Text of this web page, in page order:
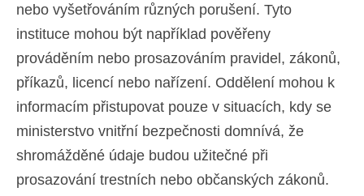
nebo vyšetřováním různých porušení. Tyto
instituce mohou být například pověřeny
prováděním nebo prosazováním pravidel, zákonů,
příkazů, licencí nebo nařízení. Oddělení mohou k
informacím přistupovat pouze v situacích, kdy se
ministerstvo vnitřní bezpečnosti domnívá, že
shromážděné údaje budou užitečné při
prosazování trestních nebo občanských zákonů.